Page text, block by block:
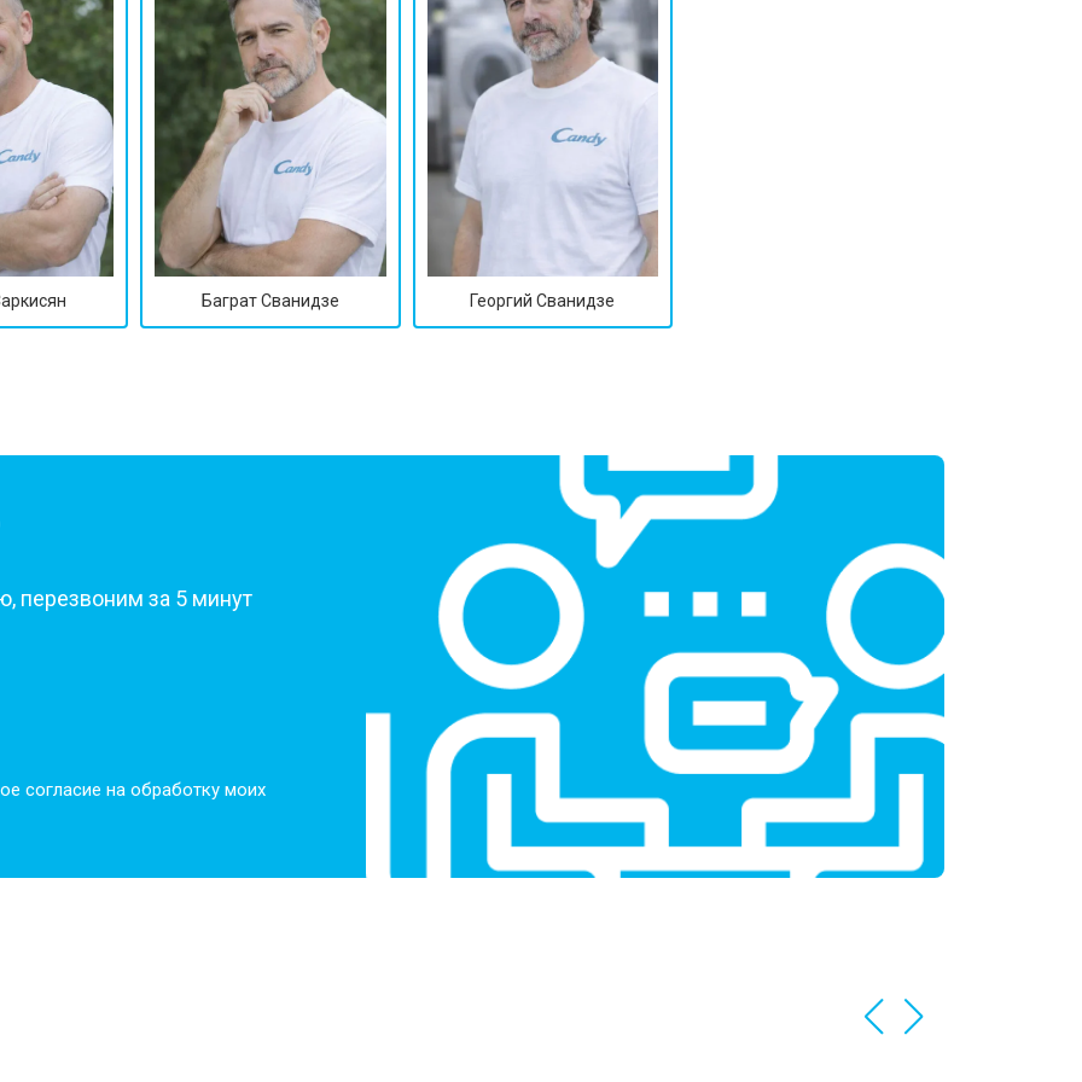
от 90 мин от 2800 ₽
от 70 мин от 3800 ₽
от 70 мин от 2200 ₽
от 50 мин от 2300 ₽
от 2150 ₽
от 3350 ₽ Заказать
от 3450 ₽ Заказать
от 50 мин Заказать
от 3800 ₽ Заказать
Баграт Сванидзе Георгий Сванидзе
перезвоним за 5 минут
согласие на обработку моих